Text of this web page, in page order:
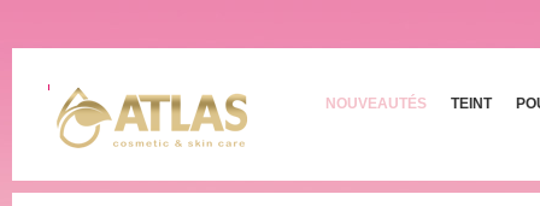
NOUVEAUTÉS TEINT